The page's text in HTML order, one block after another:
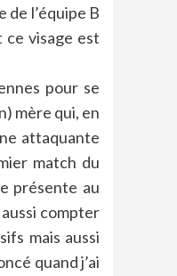
l’équipe B
ce visage est
pour se
mère qui, en
attaquante
match du
présente au
compter
mais aussi
quand j’ai